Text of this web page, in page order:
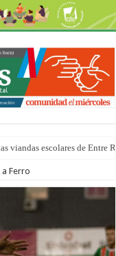
viandas escolares de Entre
a Ferro